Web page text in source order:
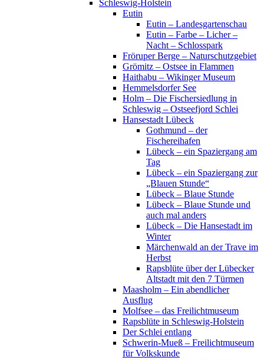
Schleswig-Holstein
Eutin
Eutin – Landesgartenschau
Eutin – Farbe – Licher –
Nacht – Schlosspark
Fröruper Berge – Naturschutzgebiet
Grömitz – Ostsee in Flammen
Haithabu – Wikinger Museum
Hemmelsdorfer See
Holm – Die Fischersiedlung in
Schleswig – Ostseefjord Schlei
Hansestadt Lübeck
Gothmund – der
Fischereihafen
Lübeck – ein Spaziergang am
Tag
Lübeck – ein Spaziergang zur
„Blauen Stunde“
Lübeck – Blaue Stunde
Lübeck – Blaue Stunde und
auch mal anders
Lübeck – Die Hansestadt im
Winter
Märchenwald an der Trave im
Herbst
Rapsblüte über der Lübecker
Altstadt mit den 7 Türmen
Maasholm – Ein abendlicher
Ausflug
Molfsee – das Freilichtmuseum
Rapsblüte in Schleswig-Holstein
Der Schlei entlang
Schwerin-Mueß – Freilichtmuseum
für Volkskunde